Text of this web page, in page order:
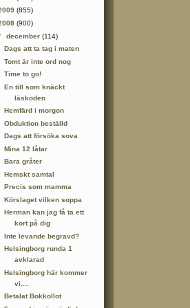
(855)
(900)
december(114)
Dags att ta tag i maten
Tomt är inte ord nog
Time to go!
En till som knäckt
läskoden
Hemfärd i morgon
Obduktion beställd
Dags att försöka sova
Mina 12 låtar
Bara gråter
Hemskt samtal
Precis som mamma
Körslaget vilken soppa
Herman kan jag få ta ett
kort på dig
Inte levande begravd?
Helsingborg runda 1
avklarad
Helsingborg här kommer
vi....
Betalat Bokkollot